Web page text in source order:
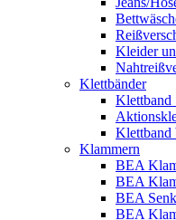
Kleider
Klettbänder
Klettband
Klettband
Klammern
BEA
BEA
BEA
BEA